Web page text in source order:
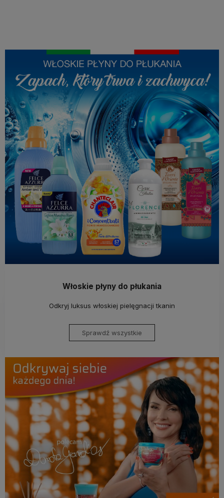
Włoskie płyny do płukania
Odkryj luksus włoskiej pielęgnacji tkanin
Sprawdź wszystkie